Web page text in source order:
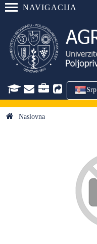
NAVIGACIJA
Srp
Naslovna